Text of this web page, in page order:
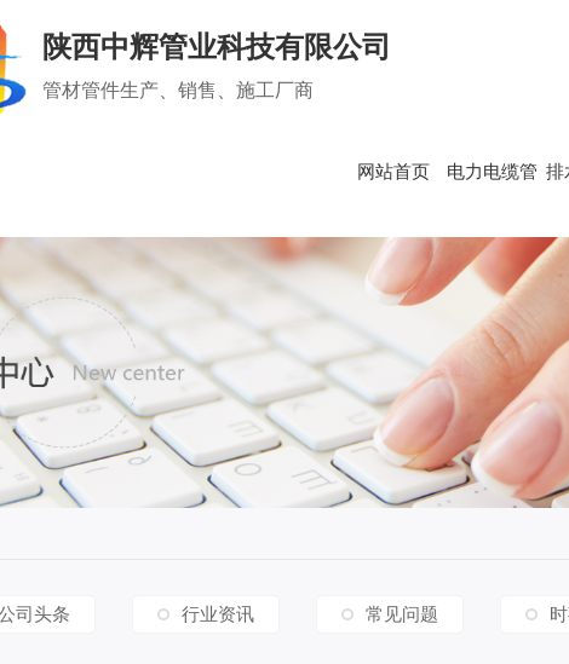
陕西中辉管业科技有限公司
管材管件生产、销售、施工厂商
网站首页 电力电缆管 排
HDPE双壁波纹管
HDPE虹吸同层排水管
给水管系列
PE给水管
钢丝网骨架（聚乙烯
公司头条 行业资讯
常见问题 时事聚焦
其他
司头条 行业资讯 常见问题